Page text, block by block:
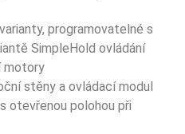
programovatelné s
SimpleHold ovládání
motory
stěny a ovládací modul
otevřenou polohou při